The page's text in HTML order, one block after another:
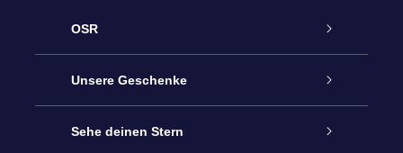
OSR
Service
Kontakt
Unsere Geschenke
Sterne schenken
Sehe deinen Stern